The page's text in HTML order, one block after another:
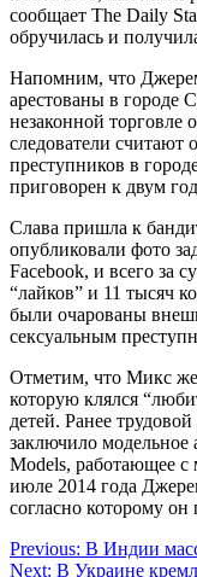
сообщает The Daily
обручилась и
Напомним, что
арестованы в городе
незаконной
следователи
преступников в
приговорен к двум
Слава пришла к
опубликовали фото
Facebook, и всего за
“лайков” и 11 тысяч
были очарованы
сексуальным
Отметим, что Микс
которую клялся
детей. Ранее
заключило модельное
Models, работающее
июле 2014 года
согласно которому он
Навігація
Previous: В Индии
Next: В Украине